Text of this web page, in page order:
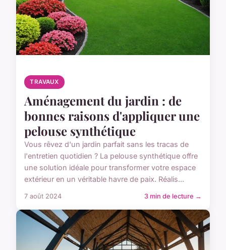
TRAVAUX
Aménagement du jardin : de
bonnes raisons d'appliquer une
pelouse synthétique
Vous rêvez d'un jardin parfait sans les tracas de
l'entretien quotidien ? La pelouse synthétique offre
une solution idéale pour transformer votre espace
extérieur en un véritable havre de paix. Réalis...
7 août 2024 3 min de lecture →